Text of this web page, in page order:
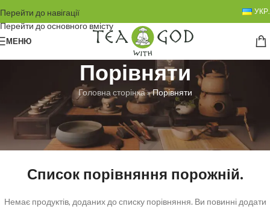
Перейти до навігації
Перейти до основного вмісту
УКР.
МЕНЮ
Порівняти
Головна сторінка»Порівняти
Список порівняння порожній.
Немає продуктів, доданих до списку порівняння. Ви повинні додати